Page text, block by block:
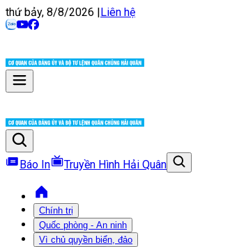
thứ bảy, 8/8/2026 |Liên hệ
Báo In Truyền Hình Hải Quân
Chính trị
Quốc phòng - An ninh
Vì chủ quyền biển, đảo